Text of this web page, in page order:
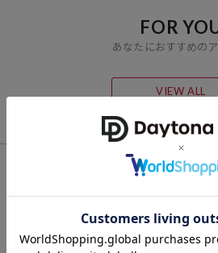
規販売店で販売する水沢ダウンに付帯し
入年月日の記載があることをご確認下さい
所定記入欄が空欄の場合、本保証は有効
場合は直ちにお客様が本製品をご購入さ
プロダクトギャランティーカードは再発行
保証期間内（購入日より2年以内）に製造
合は、無償での修理対応、または新品と
製品とプロダクトギャランティーカードを
FOR
あなたにおすすめの
VIEW ALL